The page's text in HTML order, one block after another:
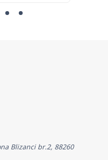
Blizanci br.2, 88260